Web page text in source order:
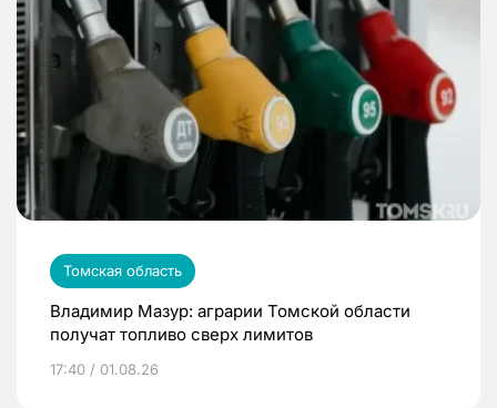
Томская область
Владимир Мазур: аграрии Томской области
получат топливо сверх лимитов
17:40 / 01.08.26